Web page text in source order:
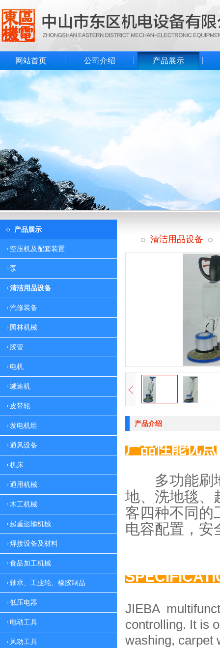
网站首页 公司介绍 产品展示
产品展示
空压机及配套装置
泵
清洁用品设备
汽修装备
园林机械
胶管
电机
减速机
皮带轮
发电机组
通风设备
机床
通用机械
木工机械
起重运输机械
焊接设备及材料
食品加工机械
轴承、工业轮、橡胶制品
低压电器
电动工具
风动工具
清洁用品设备
产品介绍
产品性能优点
多功能刷地
地、 洗地毯、
客四种不同的
电容配置， 安
JIEBA
controlling. It is
washing, carpet